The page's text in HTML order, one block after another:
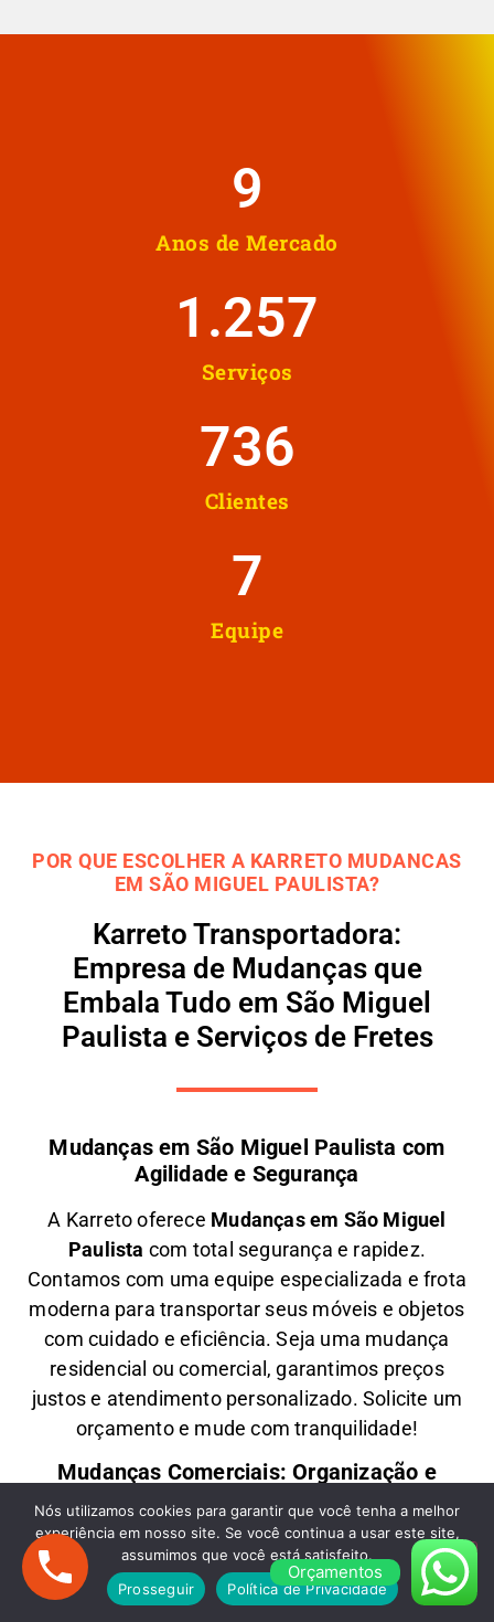
Anos de Mercado
10
Serviços
1.258
Clientes
737
Equipe
8
POR QUE ESCOLHER A KARRETO MUDANCAS
EM SÃO MIGUEL PAULISTA?
Karreto Transportadora:
Empresa de Mudanças que
Embala Tudo em São Miguel
Paulista e Serviços de Fretes
Mudanças em São Miguel Paulista com
Agilidade e Segurança
A Karretooferece Mudanças em São Miguel
Paulista com total segurança e rapidez.
Contamos com uma equipe especializada e frota
moderna para transportar seus móveis e objetos
comcuidado e eficiência. Seja uma mudança
residencial ou comercial , garantimos preços
justos e atendimento personalizado. Solicite um
orçamento e mude com tranquilidade!
Mudanças Comerciais: Organização e
Eficiência para Seu Negócio
Precisa de uma Mudança Comercial emSão
Miguel Paulista? AKarretocuida de toda a
logística paraescritórios, lojas e empresas,
Orçamentos
Nós utilizamos cookies para garantir que você tenha a melhor
experiência em nosso site. Se você continua a usar este site,
assumimos que você está satisfeito.
Prosseguir
Política de Privacidade